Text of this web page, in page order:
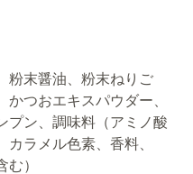
粉末醤油、粉末ねりご
つおエキスパウダー、
プン、調味料（アミノ酸
ラメル色素、香料、
む）